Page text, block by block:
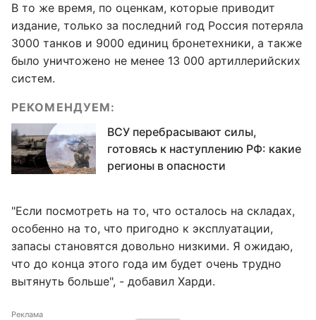
В то же время, по оценкам, которые приводит
издание, только за последний год Россия потеряла
3000 танков и 9000 единиц бронетехники, а также
было уничтожено не менее 13 000 артиллерийских
систем.
РЕКОМЕНДУЕМ:
ВСУ перебрасывают силы,
готовясь к наступлению РФ: какие
регионы в опасности
"Если посмотреть на то, что осталось на складах,
особенно на то, что пригодно к эксплуатации,
запасы становятся довольно низкими. Я ожидаю,
что до конца этого года им будет очень трудно
вытянуть больше", - добавил Харди.
Реклама